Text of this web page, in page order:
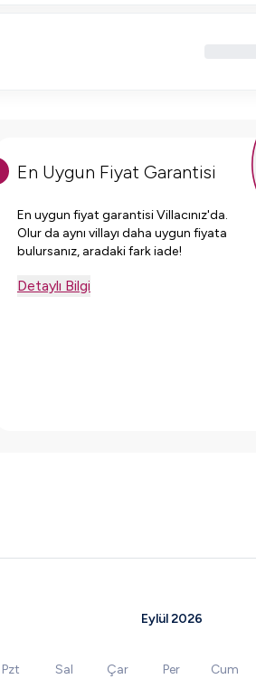
En Uygun Fiyat Garantisi
En uygun fiyat garantisi Villacınız'da.
Olur da aynı villayı daha uygun fiyata
bulursanız, aradaki fark iade!
Detaylı Bilgi
Eylül 2026
Pzt Sal Çar Per Cum